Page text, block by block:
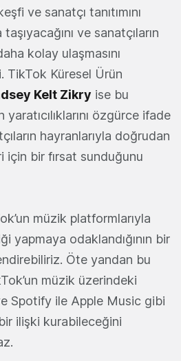
ve sanatçı tanıtımını
ve sanatçıların
kolay ulaşmasını
TikTok Küresel Ürün
Kelt Zikry ise bu
yaratıcılıklarını özgürce ifade
hayranlarıyla doğrudan
için bir fırsat sunduğunu
müzik platformlarıyla
yapmaya odaklandığının bir
Öte yandan bu
müzik üzerindeki
Spotify ile Apple Music gibi
ilişki kurabileceğini